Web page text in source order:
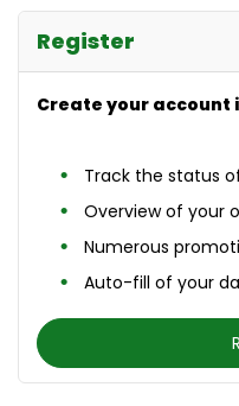
Register
Create your account
Track the status
Overview of your
Numerous
Auto-fill of your